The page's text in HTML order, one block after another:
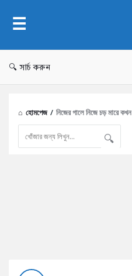
সার্চ করুন
হোমপেজ / নিজের গালে নিজে চড় মারে কখন
AddaBuzz.net